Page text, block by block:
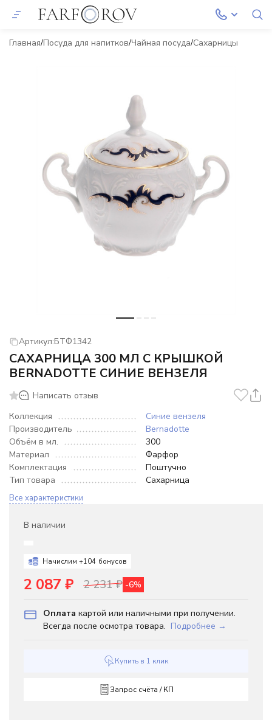
Главная Посуда для напитков Чайная посуда Сахарницы
Артикул:БТФ1342
САХАРНИЦА 300 МЛ С КРЫШКОЙ
BERNADOTTE СИНИЕ ВЕНЗЕЛЯ
Написать отзыв
Коллекция
Синие вензеля
Производитель
Bernadotte
Объём в мл.
300
Материал
Фарфор
Комплектация
Поштучно
Тип товара
Сахарница
Все характеристики
В наличии
Начислим +104 бонусов
2 087 ₽ 2 231₽ -6%
Оплата картой или наличными при получении.
Всегда после осмотра товара. Подробнее →
Купить в 1 клик
Запрос счёта / КП